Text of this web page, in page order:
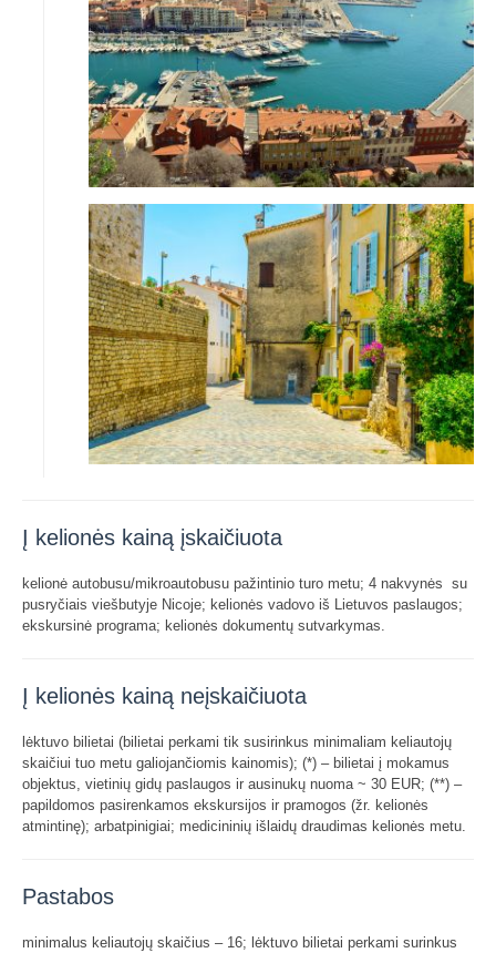
Į kelionės kainą įskaičiuota
kelionė autobusu/mikroautobusu pažintinio turo metu; 4 nakvynės su
pusryčiais viešbutyje Nicoje; kelionės vadovo iš Lietuvos paslaugos;
ekskursinė programa; kelionės dokumentų sutvarkymas.
Į kelionės kainą neįskaičiuota
lėktuvo bilietai (bilietai perkami tik susirinkus minimaliam keliautojų
skaičiui tuo metu galiojančiomis kainomis); (*) – bilietai į mokamus
objektus, vietinių gidų paslaugos ir ausinukų nuoma ~ 30 EUR; (**) –
papildomos pasirenkamos ekskursijos ir pramogos (žr. kelionės
atmintinę); arbatpinigiai; medicininių išlaidų draudimas kelionės metu.
Pastabos
minimalus keliautojų skaičius – 16; lėktuvo bilietai perkami surinkus